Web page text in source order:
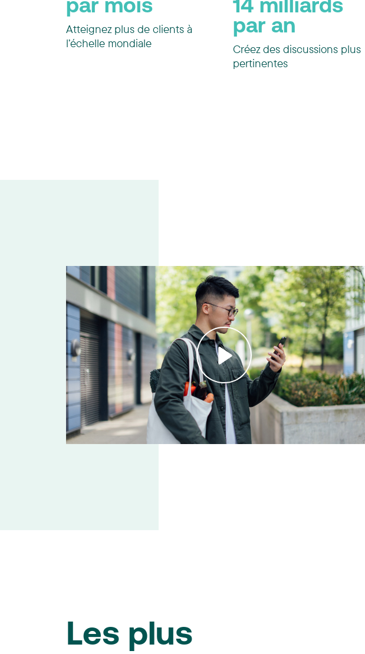
par mois
Atteignez plus de clients à
l’échelle mondiale
14 milliards
par an
Créez des discussions plus
pertinentes
Les plus